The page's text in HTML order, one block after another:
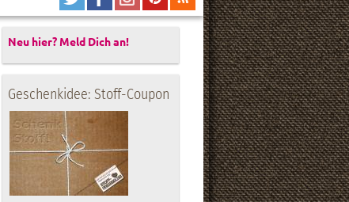
Neu hier? Meld Dich an!
Geschenkidee: Stoff-Coupon